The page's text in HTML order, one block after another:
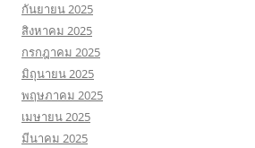
กันยายน 2025
สิงหาคม 2025
กรกฎาคม 2025
มิถุนายน 2025
พฤษภาคม 2025
เมษายน 2025
มีนาคม 2025